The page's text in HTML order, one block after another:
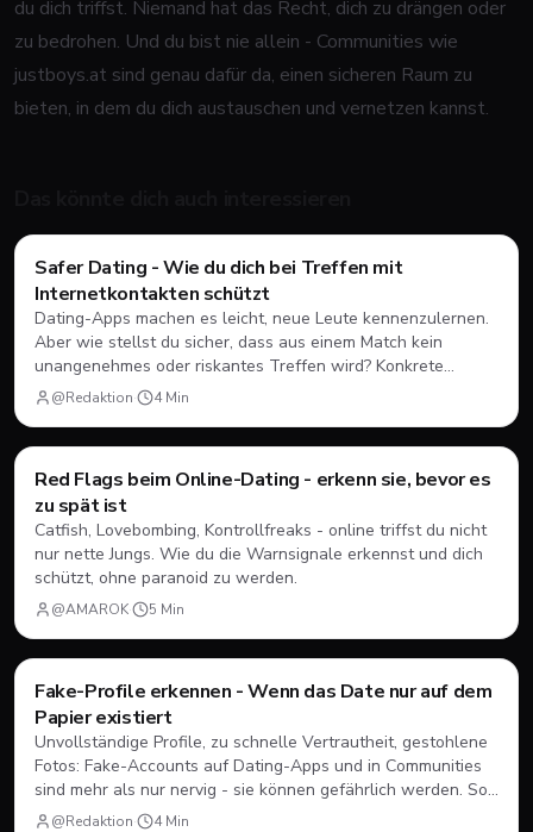
du dich triffst. Niemand hat das Recht, dich zu drängen oder
zu bedrohen. Und du bist nie allein - Communities wie
justboys.at sind genau dafür da, einen sicheren Raum zu
bieten, in dem du dich austauschen und vernetzen kannst.
💘Dating
Safer Dating - Wie du dich bei Treffen mit
Internetkontakten schützt
Dating-Apps machen es leicht, neue Leute kennenzulernen.
Aber wie stellst du sicher, dass aus einem Match kein
unangenehmes oder riskantes Treffen wird? Konkrete
Schritte für mehr Sicherheit beim ersten Date.
@Redaktion· 4Min
💘Dating
Red Flags beim Online-Dating - erkenn sie, bevor es
zu spät ist
Catfish, Lovebombing, Kontrollfreaks - online triffst du nicht
nur nette Jungs. Wie du die Warnsignale erkennst und dich
schützt, ohne paranoid zu werden.
@AMAROK· 5 Min
💘Dating
Fake-Profile erkennen - Wenn das Date nur auf dem
Papier existiert
Unvollständige Profile, zu schnelle Vertrautheit, gestohlene
Fotos: Fake-Accounts auf Dating-Apps und in Communities
sind mehr als nur nervig - sie können gefährlich werden. So
erkennst du sie und schützt dich.
@Redaktion· 4Min